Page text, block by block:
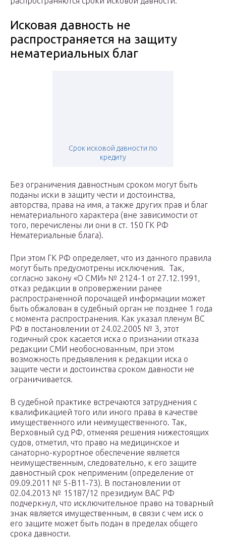
Исковая давность не
распространяется на защиту
нематериальных благ
Срок исковой давности по
кредиту
Без ограничения давностным сроком могут быть
поданы иски в защиту чести и достоинства,
авторства, права на имя, а также других прав и благ
нематериального характера (вне зависимости от
того, перечислены ли они в ст. 150 ГК РФ
Нематериальные блага).
При этом ГК РФ определяет, что из данного правила
могут быть предусмотрены исключения. Так,
согласно закону «О СМИ» № 2124-1 от 27.12.1991,
отказ редакции в опровержении ранее
распространенной порочащей информации может
быть обжалован в судебный орган не позднее 1 года
с момента распространения. Как указал пленум ВС
РФ в постановлении от 24.02.2005 № 3, этот
годичный срок касается иска о признании отказа
редакции СМИ необоснованным, при этом
возможность предъявления к редакции иска о
защите чести и достоинства сроком давности не
ограничивается.
В судебной практике встречаются затруднения с
квалификацией того или иного права в качестве
имущественного или неимущественного. Так,
Верховный суд РФ, отменяя решения нижестоящих
судов, отметил, что право на медицинское и
санаторно-курортное обеспечение является
неимущественным, следовательно, к его защите
давностный срок неприменим (определение от
09.09.2011 № 5-В11-73). В постановлении от
02.04.2013 № 15187/12 президиум ВАС РФ
подчеркнул, что исключительное право на товарный
знак является имущественным, в связи с чем иск о
его защите может быть подан в пределах общего
срока давности.